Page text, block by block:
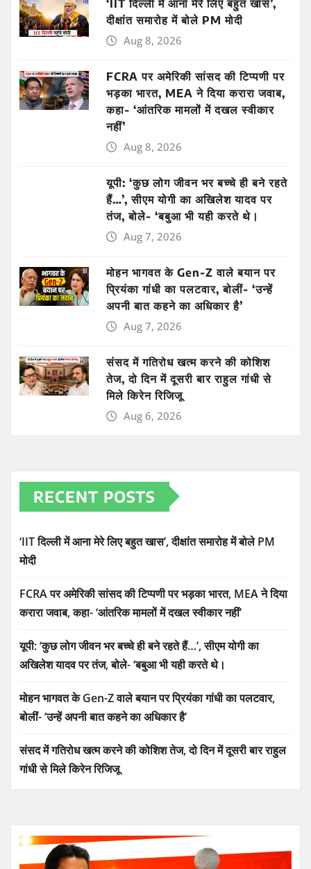
‘IIT दिल्ली में आना मेरे लिए बहुत खास’,
दीक्षांत समारोह में बोले PM मोदी
Aug 8, 2026
FCRA पर अमेरिकी सांसद की टिप्पणी पर
भड़का भारत, MEA ने दिया करारा जवाब,
कहा- ‘आंतरिक मामलों में दखल स्वीकार
नहीं’
Aug 8, 2026
यूपी: ‘कुछ लोग जीवन भर बच्चे ही बने रहते
हैं…’, सीएम योगी का अखिलेश यादव पर
तंज, बोले- ‘बबुआ भी यही करते थे।
Aug 7, 2026
मोहन भागवत के Gen-Z वाले बयान पर
प्रियंका गांधी का पलटवार, बोलीं- ‘उन्हें
अपनी बात कहने का अधिकार है’
Aug 7, 2026
संसद में गतिरोध खत्म करने की कोशिश
तेज, दो दिन में दूसरी बार राहुल गांधी से
मिले किरेन रिजिजू
Aug 6, 2026
RECENT POSTS
‘IIT दिल्ली में आना मेरे लिए बहुत खास’, दीक्षांत समारोह में बोले PM
मोदी
FCRA पर अमेरिकी सांसद की टिप्पणी पर भड़का भारत, MEA ने दिया
करारा जवाब, कहा- ‘आंतरिक मामलों में दखल स्वीकार नहीं’
यूपी: ‘कुछ लोग जीवन भर बच्चे ही बने रहते हैं…’, सीएम योगी का
अखिलेश यादव पर तंज, बोले- ‘बबुआ भी यही करते थे।
मोहन भागवत के Gen-Z वाले बयान पर प्रियंका गांधी का पलटवार,
बोलीं- ‘उन्हें अपनी बात कहने का अधिकार है’
संसद में गतिरोध खत्म करने की कोशिश तेज, दो दिन में दूसरी बार राहुल
गांधी से मिले किरेन रिजिजू